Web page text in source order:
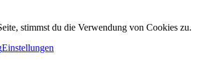
stimmst du die Verwendung von Cookies zu.
Einstellungen